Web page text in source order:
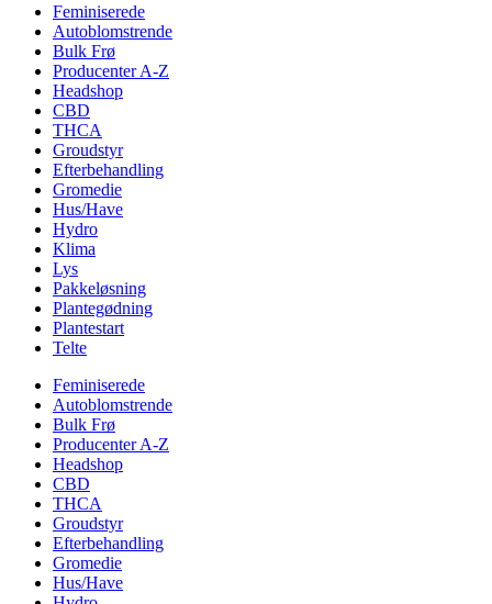
Feminiserede
Autoblomstrende
Bulk Frø
Producenter A-Z
Headshop
CBD
THCA
Groudstyr
Efterbehandling
Gromedie
Hus/Have
Hydro
Klima
Lys
Pakkeløsning
Plantegødning
Plantestart
Telte
Feminiserede
Autoblomstrende
Bulk Frø
Producenter A-Z
Headshop
CBD
THCA
Groudstyr
Efterbehandling
Gromedie
Hus/Have